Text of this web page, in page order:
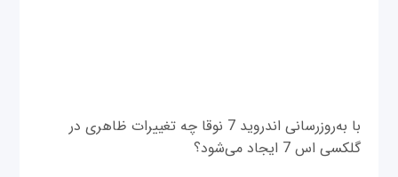
با به‌روزرسانی اندروید 7 نوقا چه تغییرات ظاهری در
گلکسی اس 7 ایجاد می‌شود؟